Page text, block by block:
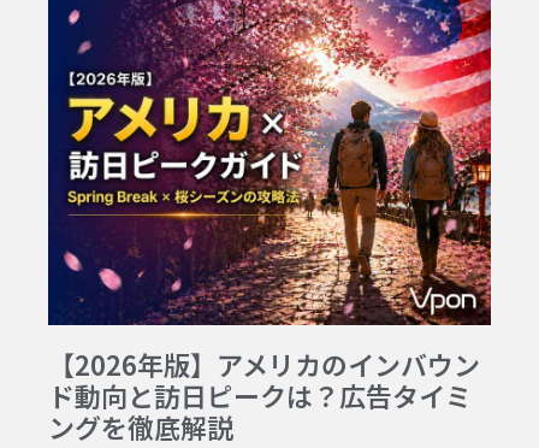
【2026年版】アメリカのインバウン
ド動向と訪日ピークは？広告タイミ
ングを徹底解説